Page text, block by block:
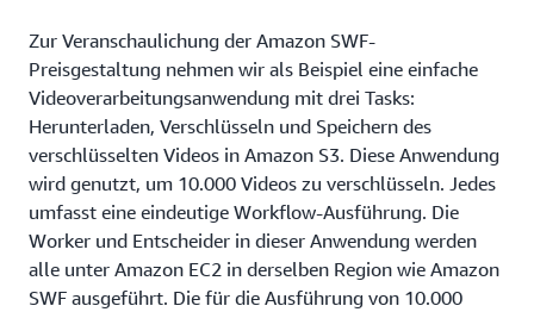
Zur Veranschaulichung der Amazon SWF-
Preisgestaltung nehmen wir als Beispiel eine einfache
Videoverarbeitungsanwendung mit drei Tasks:
Herunterladen, Verschlüsseln und Speichern des
verschlüsselten Videos in Amazon S3. Diese Anwendung
wird genutzt, um 10.000 Videos zu verschlüsseln. Jedes
umfasst eine eindeutige Workflow-Ausführung. Die
Worker und Entscheider in dieser Anwendung werden
alle unter Amazon EC2 in derselben Region wie Amazon
SWF ausgeführt. Die für die Ausführung von 10.000